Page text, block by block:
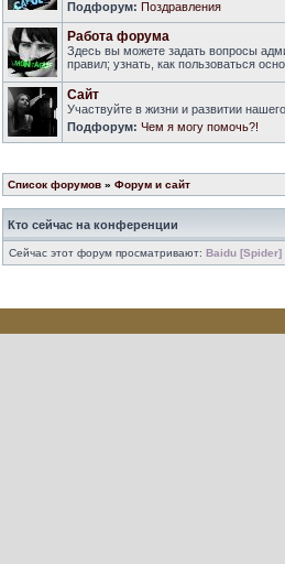
Подфорум: Поздравления
Работа форума
Здесь вы можете задать вопросы
правил; узнать, как пользоваться
Сайт
Участвуйте в жизни и развитии
Подфорум: Чем я могу помочь?!
Список форумов » Форум и сайт
Кто сейчас на конференции
Сейчас этот форум просматривают: Baidu [Spider]